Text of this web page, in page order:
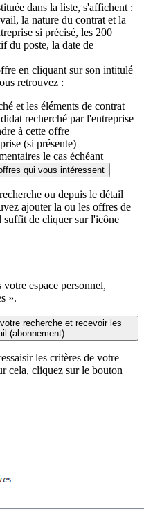
dans la liste, s'affichent :
la nature du contrat et la
si précisé, les 200
du poste, la date de
en cliquant sur son intitulé
retrouvez :
et les éléments de contrat
recherché par l'entreprise
à cette offre
(si présente)
le cas échéant
qui vous intéressent
ou depuis le détail
ajouter la ou les offres de
de cliquer sur l'icône
espace personnel,
».
recherche et recevoir les
(abonnement)
les critères de votre
cela, cliquez sur le bouton